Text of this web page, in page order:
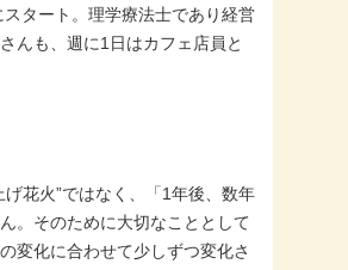
タート。理学療法士であり経営
んも、週に1日はカフェ店員と
花火”ではなく、「1年後、数年
。そのために大切なこととして
変化に合わせて少しずつ変化さ